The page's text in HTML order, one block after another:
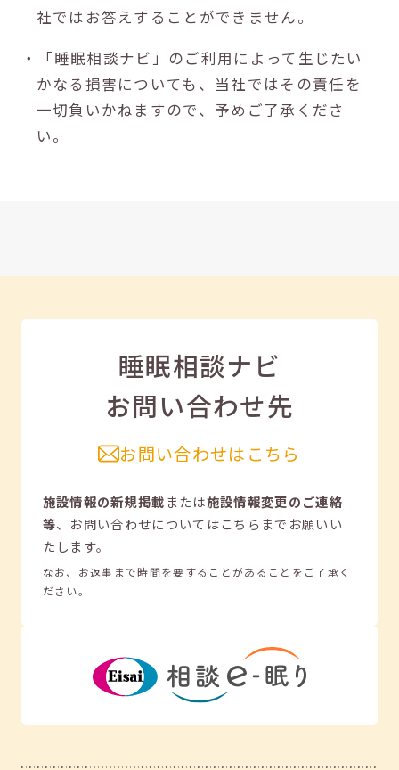
社ではお答えすることができません。
・「睡眠相談ナビ」のご利用によって生じたい
かなる損害についても、当社ではその責任を
一切負いかねますので、予めご了承くださ
い。
睡眠相談ナビ
お問い合わせ先
お問い合わせはこちら
施設情報の新規掲載または施設情報変更のご連絡
等、 お問い合わせについてはこちらまでお願いい
たします。
なお、お返事まで時間を要することがあることをご了承く
ださい。